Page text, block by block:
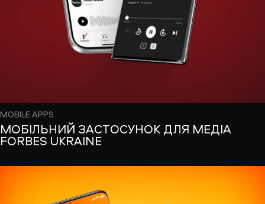
MOBILE APPS
МОБІЛЬНИЙ ЗАСТОСУНОК ДЛЯ МЕДІА
FORBES UKRAINE